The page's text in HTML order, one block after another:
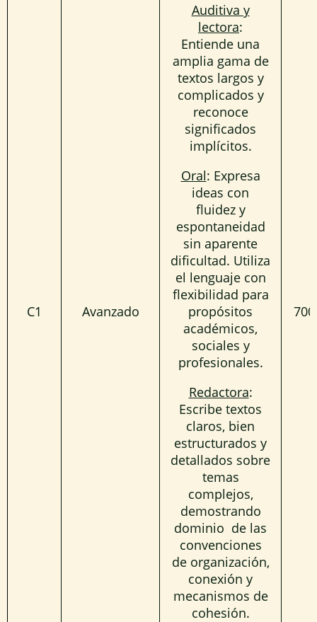
C1 Avanzado
Auditiva y
lectora:
Entiende una
amplia gama de
textos largos y
complicados y
reconoce
significados
implícitos.
Oral: Expresa
ideas con
fluidez y
espontaneidad
sin aparente
dificultad. Utiliza
el lenguaje con
flexibilidad para
propósitos
académicos,
sociales y
profesionales.
Redactora:
Escribe textos
claros, bien
estructurados y
detallados sobre
temas
complejos,
demostrando
dominio de las
convenciones
de organización,
conexión y
mecanismos de
cohesión.